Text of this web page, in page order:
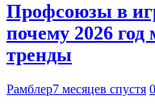
Профсоюзы в
почему 2026
тренды
Рамблер7 месяцев спустя 0